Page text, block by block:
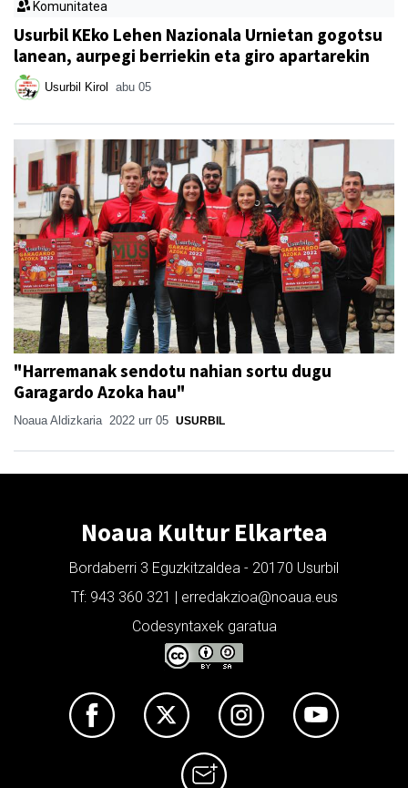
Komunitatea
Usurbil KEko Lehen Nazionala Urnietan gogotsu
lanean, aurpegi berriekin eta giro apartarekin
Usurbil Kirol abu 05
"Harremanak sendotu nahian sortu dugu
Garagardo Azoka hau"
Noaua Aldizkaria 2022 urr 05 USURBIL
Noaua Kultur Elkartea
Bordaberri 3 Eguzkitzaldea - 20170 Usurbil
Tf: 943 360 321 | erredakzioa@noaua.eus
Codesyntaxek garatua